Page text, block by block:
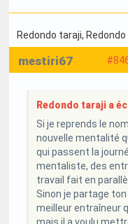
Redondo taraji,
mestiri67
Redondo taraji a
Si je reprends le
nouvelle mentalité
qui passent la
mentaliste, des
travail fait en
Sinon je partage
meilleur entraîneur